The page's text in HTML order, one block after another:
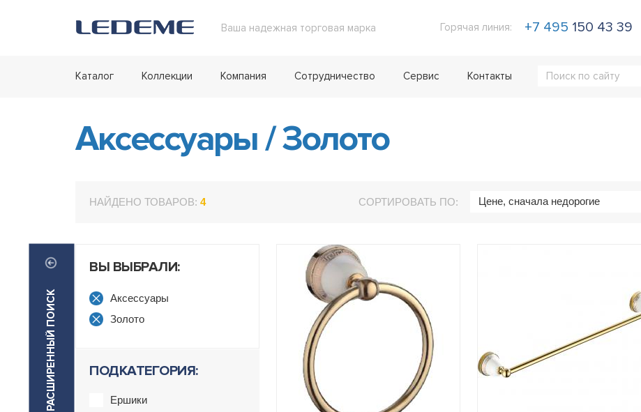
Ваша надежная торговая марка Горячая линия: +7 495 150 43 39
Каталог Коллекции Компания Сотрудничество Сервис Контакты
Аксессуары/Золото
НАЙДЕНО ТОВАРОВ: 4 СОРТИРОВАТЬ ПО: Цене, сначала недорогие
РАСШИРЕННЫЙ ПОИСК
ВЫ ВЫБРАЛИ:
Аксессуары
Золото
ПОДКАТЕГОРИЯ:
Ершики